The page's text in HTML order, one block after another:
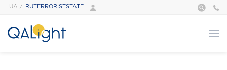
UA RUTERRORISTSTATE